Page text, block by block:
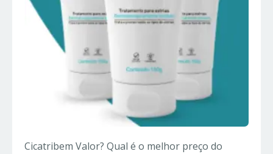
Cicatribem Valor? Qual é o melhor preço do